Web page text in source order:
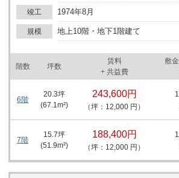
企業にとって大きな魅力となるでしょう。ま
に面しており、交通アクセスも非常に便利で
橋駅からは徒歩圏内で、大阪城北詰駅や大阪
容易にアクセス可能です。これにより、ビジ
に優れた立地条件を提供します。 周辺環境もビジネスに適した充実
度を誇ります。ビルの近辺には多くの飲食店
や仕事終わりのディナーに事欠きません。徒
フレッシュできる京橋公園があり、忙しい業
する時間も確保できます。また、周辺にはや
将 京橋店、ローソン 都島東野田店といった
っており、ビジネスだけでなく日常の買い物
置けるセキュリティシステムにより、新規ビ
竣工 1974年8月
規模 地上10階・地下1階建て
階数 坪数
賃料
+ 共益費
敷
6階
20.3坪
(67.1m²)
243,600円
（坪：12,000 円）
7階
15.7坪
(51.9m²)
188,400円
（坪：12,000 円）